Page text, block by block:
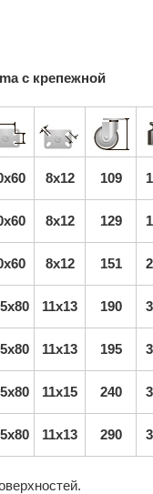
с крепежной
8х12 109
8х12 129
8х12 151
11х13 190
11х13 195
11х15 240
11х13 290